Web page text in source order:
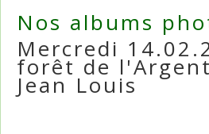
Nos albums
Mercredi
forêt de
Jean Louis